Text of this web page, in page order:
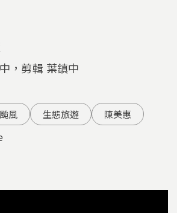
，剪輯 葉鎮中
風 生態旅遊
陳美惠